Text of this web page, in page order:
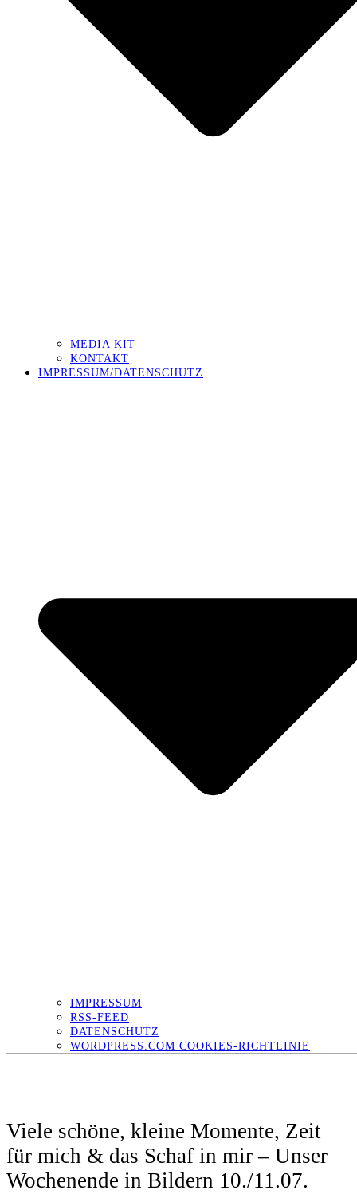
MEDIA KIT
KONTAKT
IMPRESSUM/DATENSCHUTZ
IMPRESSUM
RSS-FEED
DATENSCHUTZ
WORDPRESS.COM COOKIES-RICHTLINIE
Viele schöne, kleine Momente, Zeit
für mich & das Schaf in mir – Unser
Wochenende in Bildern 10./11.07.